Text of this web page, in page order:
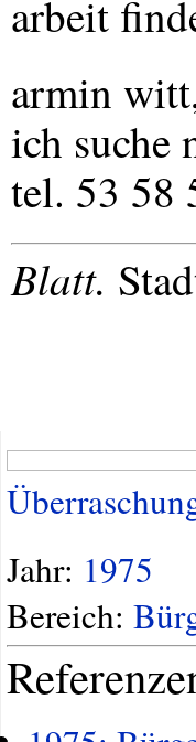
arbeit
armin
ich suche
tel. 53 58
Blatt.
Jahr: 1975
Bereich: